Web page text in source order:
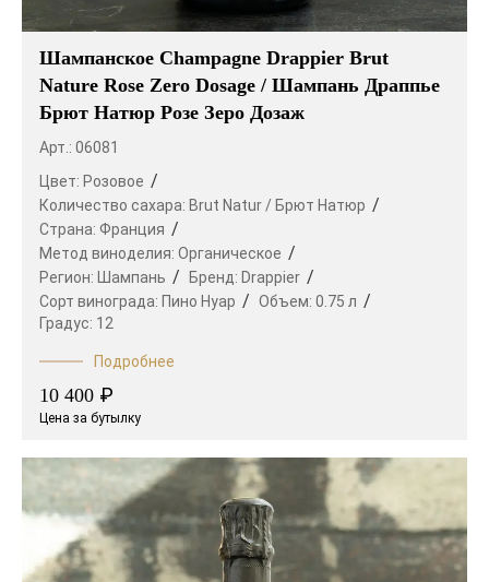
Шампанское Champagne Drappier Brut
Nature Rose Zero Dosage / Шампань Драппье
Брют Натюр Розе Зеро Дозаж
Арт.: 06081
Цвет: Розовое
Количество сахара: Brut Natur / Брют Натюр
Страна: Франция
Метод виноделия: Органическое
Регион:
Шампань Бренд: Drappier
Сорт винограда: Пино Нуар Объем: 0.75 л
Градус: 12
Подробнее
10 400 ₽
Цена за бутылку